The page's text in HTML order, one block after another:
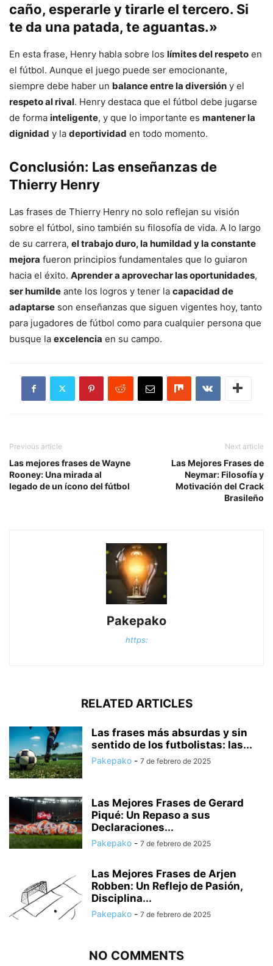
caño, esperarle y tirarle el tercero. Si
te da una patada, te aguantas.»
En esta frase, Henry habla sobre los límites del respeto en
el fútbol. Aunque el juego puede ser emocionante,
siempre debe haber un balance entre la diversión y el
respeto al rival. Henry destaca que el fútbol debe jugarse
de forma inteligente, y que lo importante es mantener la
dignidad y la deportividad en todo momento.
Conclusión: Las enseñanzas de
Thierry Henry
Las frases de Thierry Henry no solo reflejan su visión
sobre el fútbol, sino también su filosofía de vida. A lo largo
de su carrera, el trabajo duro, la humildad y la constante
mejora fueron principios fundamentales que lo guiaron
hacia el éxito. Aprender a aprovechar las oportunidades,
ser humilde ante los logros y tener la capacidad de
adaptarse son enseñanzas que siguen vigentes hoy, tanto
para jugadores de fútbol como para cualquier persona que
busque la excelencia en su campo.
Previous article
Las mejores frases de Wayne
Rooney: Una mirada al
legado de un ícono del fútbol
Next article
Las Mejores Frases de
Neymar: Filosofía y
Motivación del Crack
Brasileño
Pakepako
https:
RELATED ARTICLES
Las frases más absurdas y sin
sentido de los futbolistas: las...
Pakepako - 7 de febrero de 2025
Las Mejores Frases de Gerard
Piqué: Un Repaso a sus
Declaraciones...
Pakepako - 7 de febrero de 2025
Las Mejores Frases de Arjen
Robben: Un Reflejo de Pasión,
Disciplina...
Pakepako - 7 de febrero de 2025
NO COMMENTS